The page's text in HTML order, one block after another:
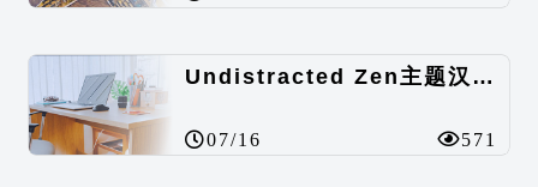
Undistracted Zen主题汉化包
07/16 571